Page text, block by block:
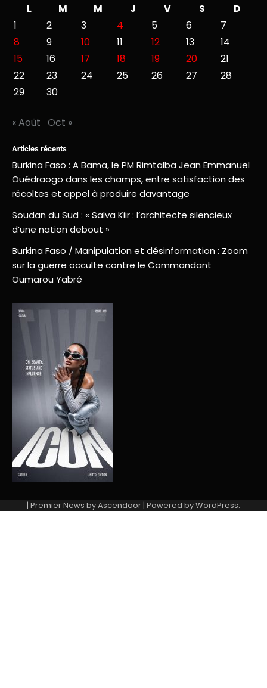
L
M M J V S
D
1
2 3 4 5 6
7
8
9 10 11 12 13
14
15
16 17 18 19 20
21
22
23 24 25 26 27
28
29
30
« Août Oct »
Articles récents
Burkina Faso : A Bama, le PM Rimtalba Jean Emmanuel
Ouédraogo dans les champs, entre satisfaction des
récoltes et appel à produire davantage
Soudan du Sud : « Salva Kiir : l’architecte silencieux
d’une nation debout »
Burkina Faso / Manipulation et désinformation : Zoom
sur la guerre occulte contre le Commandant
Oumarou Yabré
| Premier News byAscendoor| Powered byWordPress.